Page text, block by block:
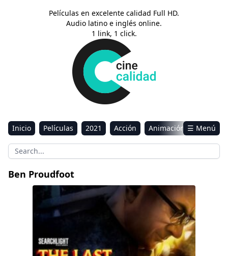
Películas en excelente calidad Full HD.
Audio latino e inglés online.
1 link, 1 click.
Inicio Películas 2021 Acción
Animación
Aventura
Ciencia ficción Comedia
Drama
Sci-Fi & Fantasy
☰ Menú
Ben Proudfoot
The Last Repair Shop